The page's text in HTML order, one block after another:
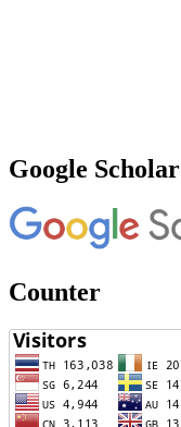
Google Scholar
Counter